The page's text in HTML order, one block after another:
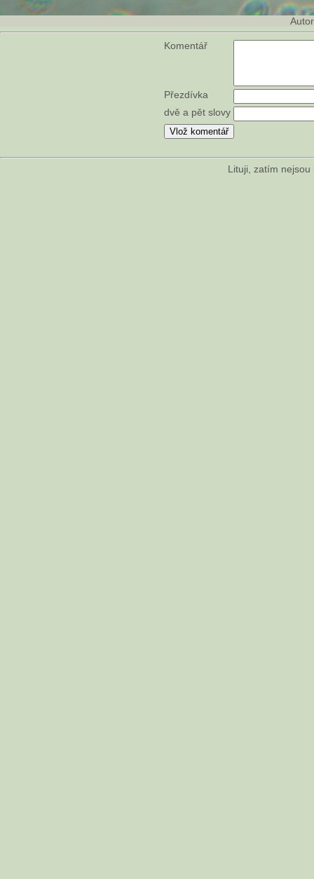
Komentář
Přezdívka
dvě a pět slovy
Lituji, zatím